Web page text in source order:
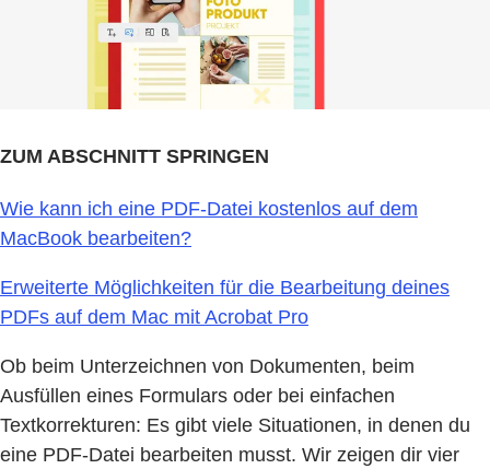
ZUM ABSCHNITT SPRINGEN
Wie kann ich eine PDF-Datei kostenlos auf dem
MacBook bearbeiten?
Erweiterte Möglichkeiten für die Bearbeitung deines
PDFs auf dem Mac mit Acrobat Pro
Ob beim Unterzeichnen von Dokumenten, beim
Ausfüllen eines Formulars oder bei einfachen
Textkorrekturen: Es gibt viele Situationen, in denen du
eine PDF-Datei bearbeiten musst. Wir zeigen dir vier